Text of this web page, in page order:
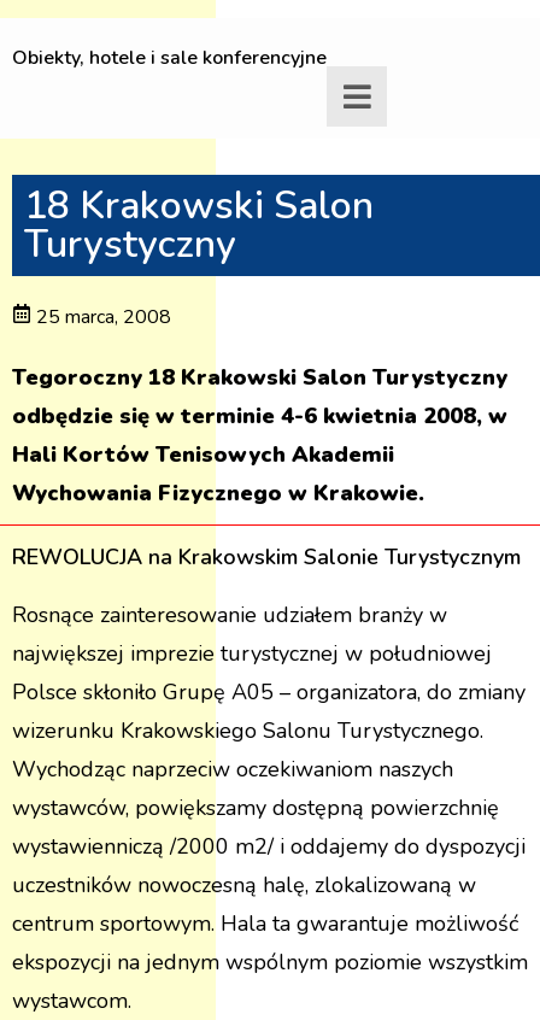
Obiekty, hotele i sale konferencyjne
18 Krakowski Salon
Turystyczny
25 marca, 2008
Tegoroczny 18 Krakowski Salon Turystyczny
odbędzie się w terminie 4-6 kwietnia 2008, w
Hali Kortów Tenisowych Akademii
Wychowania Fizycznego w Krakowie.
REWOLUCJA na Krakowskim Salonie Turystycznym
Rosnące zainteresowanie udziałem branży w
największej imprezie turystycznej w południowej
Polsce skłoniło Grupę A05 – organizatora, do zmiany
wizerunku Krakowskiego Salonu Turystycznego.
Wychodząc naprzeciw oczekiwaniom naszych
wystawców, powiększamy dostępną powierzchnię
wystawienniczą /2000 m2/ i oddajemy do dyspozycji
uczestników nowoczesną halę, zlokalizowaną w
centrum sportowym. Hala ta gwarantuje możliwość
ekspozycji na jednym wspólnym poziomie wszystkim
wystawcom.